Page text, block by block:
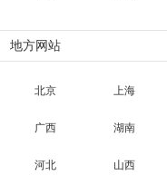
地方网站
北京 上海
广西 湖南
河北 山西